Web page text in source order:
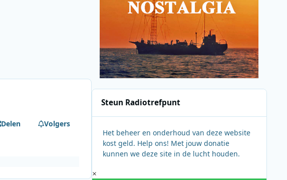
Delen Volgers
Steun Radiotrefpunt
Het beheer en onderhoud van deze website
kost geld. Help ons! Met jouw donatie
kunnen we deze site in de lucht houden.